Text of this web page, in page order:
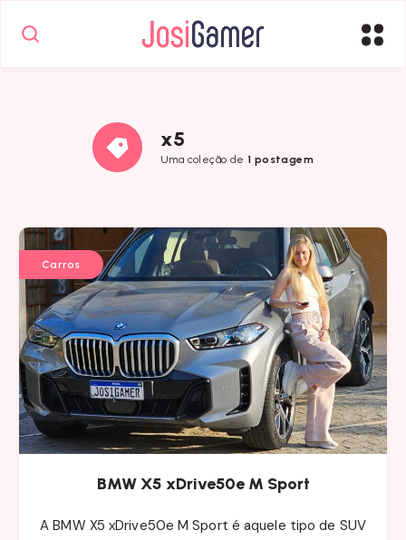
x5
Uma coleção de 1 postagem
Carros
BMW X5 xDrive50e M Sport
A BMW X5 xDrive50e M Sport é aquele tipo de SUV